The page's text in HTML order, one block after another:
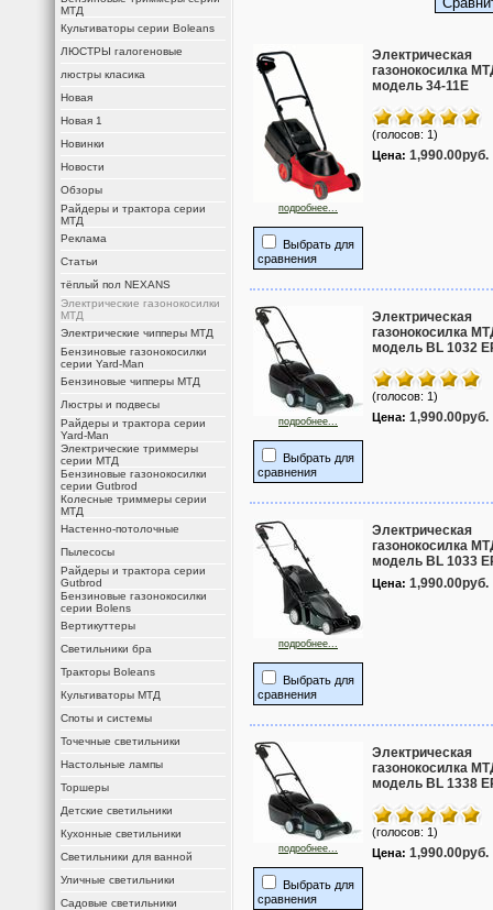
МТД
Культиваторы серии Boleans
ЛЮСТРЫ галогеновые
люстры класика
Новая
Новая 1
Новинки
Новости
Обзоры
Райдеры и трактора серии
МТД
Реклама
Статьи
тёплый пол NEXANS
Электрические газонокосилки
МТД
Электрические чипперы МТД
Бензиновые газонокосилки
серии Yard-Man
Бензиновые чипперы МТД
Люстры и подвесы
Райдеры и трактора серии
Yard-Man
Электрические триммеры
серии МТД
Бензиновые газонокосилки
серии Gutbrod
Колесные триммеры серии
МТД
Настенно-потолочные
Пылесосы
Райдеры и трактора серии
Gutbrod
Бензиновые газонокосилки
серии Bolens
Вертикуттеры
Светильники бра
Тракторы Boleans
Культиваторы МТД
Споты и системы
Точечные светильники
Настольные лампы
Торшеры
Детские светильники
Кухонные светильники
Светильники для ванной
Уличные светильники
Садовые светильники
подробнее...
Выбрать для
сравнения
Электрическая
газонокосилка
модель 34-11E
(голосов: 1)
Цена: 1,990.00руб.
подробнее...
Выбрать для
сравнения
Электрическая
газонокосилка
модель BL 1032
(голосов: 1)
Цена: 1,990.00руб.
подробнее...
Выбрать для
сравнения
Электрическая
газонокосилка
модель BL 1033
Цена: 1,990.00руб.
подробнее...
Выбрать для
сравнения
Электрическая
газонокосилка
модель BL 1338
(голосов: 1)
Цена: 1,990.00руб.